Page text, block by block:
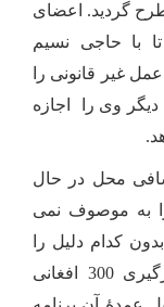
گردید. اعضای
با حاجی نسیم
غیر قانونی را
دیگر وی را اجازه
محل در حال
به موصوف نمی
کدام دلیل را
میگردد. هزینه تخلیه و یا بارگیری 300 افغانی